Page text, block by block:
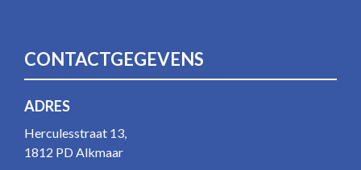
CONTACTGEGEVENS
ADRES
Herculesstraat 13,
1812 PD Alkmaar